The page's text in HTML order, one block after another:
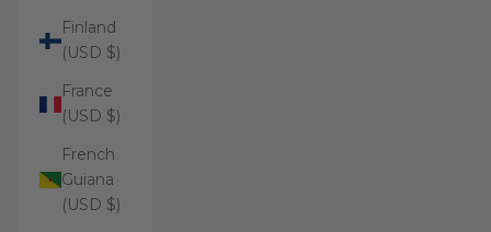
Finland
(USD $)
France
(USD $)
French
Guiana
(USD $)